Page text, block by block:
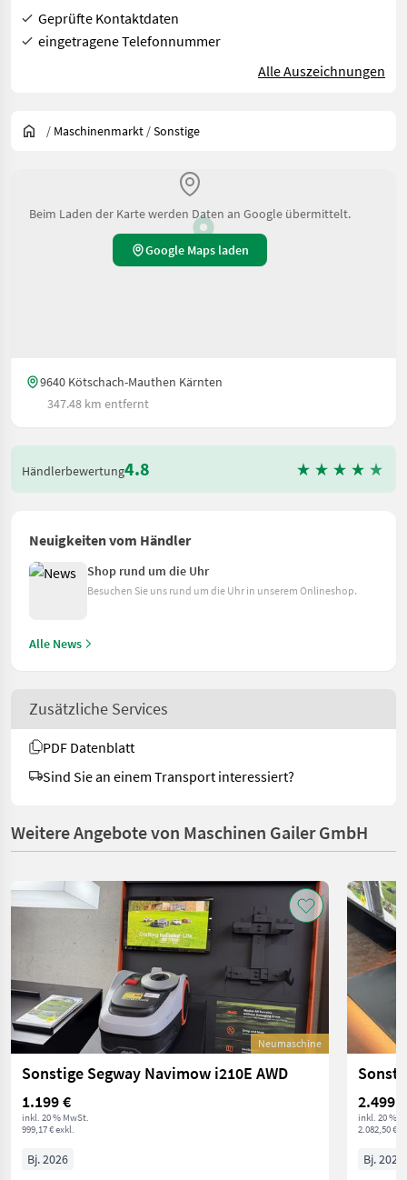
Geprüfte Kontaktdaten
eingetragene Telefonnummer
Alle Auszeichnungen
/ Maschinenmarkt /Sonstige
Beim Laden der Karte werden Daten an Google übermittelt.
Google Maps laden
9640 Kötschach-Mauthen Kärnten
347.48 km entfernt
Händlerbewertung4.8
Neuigkeiten vom Händler
Shop rund um die Uhr
Besuchen Sie uns rund um die Uhr in unserem Onlineshop.
Alle News
Zusätzliche Services
PDF Datenblatt
Sind Sie an einem Transport interessiert?
Weitere Angebote von Maschinen Gailer GmbH
Neumaschine
Sonstige Segway Navimow i210E AWD
1.199 €
inkl. 20 % MwSt.
999,17 € exkl.
Bj. 2026
2.499 €
inkl. 20 %
2.082,50 €
Bj. 2026